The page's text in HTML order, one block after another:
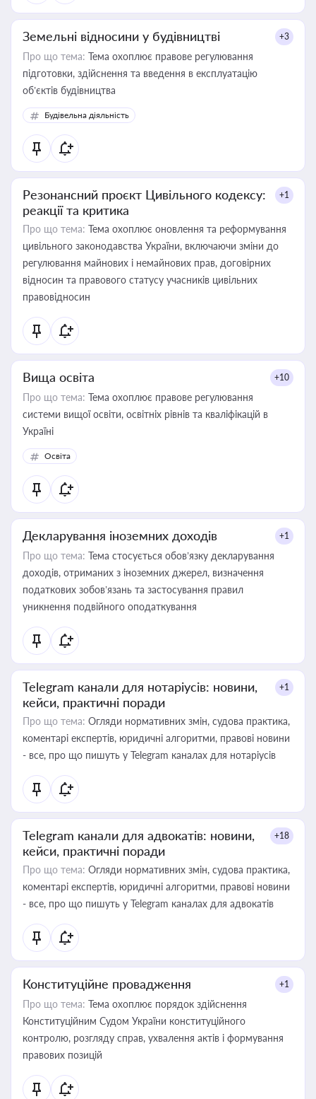
Земельні відносини у будівництві +3
Про що тема: Тема охоплює правове регулювання
підготовки, здійснення та введення в експлуатацію
об’єктів будівництва
Будівельна діяльність
Резонансний проєкт Цивільного кодексу:
реакції та критика
+1
Про що тема: Тема охоплює оновлення та реформування
цивільного законодавства України, включаючи зміни до
регулювання майнових і немайнових прав, договірних
відносин та правового статусу учасників цивільних
правовідносин
Вища освіта +10
Про що тема: Тема охоплює правове регулювання
системи вищої освіти, освітніх рівнів та кваліфікацій в
Україні
Освіта
Декларування іноземних доходів +1
Про що тема: Тема стосується обов’язку декларування
доходів, отриманих з іноземних джерел, визначення
податкових зобов’язань та застосування правил
уникнення подвійного оподаткування
Telegram канали для нотаріусів: новини,
кейси, практичні поради
+1
Про що тема: Огляди нормативних змін, судова практика,
коментарі експертів, юридичні алгоритми, правові новини
- все, про що пишуть у Telegram каналах для нотаріусів
Telegram канали для адвокатів: новини,
кейси, практичні поради
+18
Про що тема: Огляди нормативних змін, судова практика,
коментарі експертів, юридичні алгоритми, правові новини
- все, про що пишуть у Telegram каналах для адвокатів
Конституційне провадження +1
Про що тема: Тема охоплює порядок здійснення
Конституційним Судом України конституційного
контролю, розгляду справ, ухвалення актів і формування
правових позицій